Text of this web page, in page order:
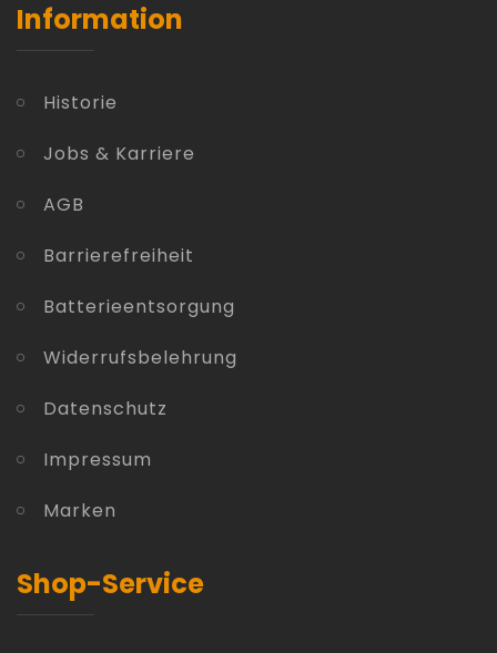
Information
Historie
Jobs & Karriere
AGB
Barrierefreiheit
Batterieentsorgung
Widerrufsbelehrung
Datenschutz
Impressum
Marken
Shop-Service